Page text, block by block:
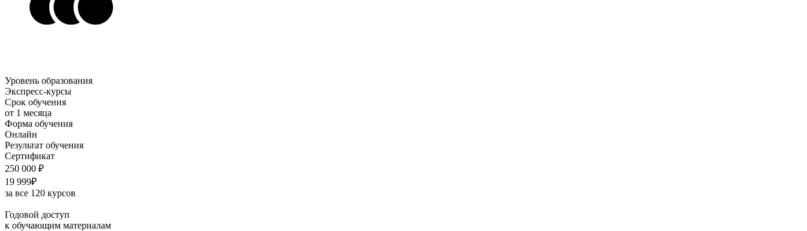
Уровень образования
Экспресс-курсы
Срок обучения
от 1 месяца
Форма обучения
Онлайн
Результат обучения
Сертификат
250 000 ₽
19 999₽
за все 120 курсов
Годовой доступ
к обучающим материалам